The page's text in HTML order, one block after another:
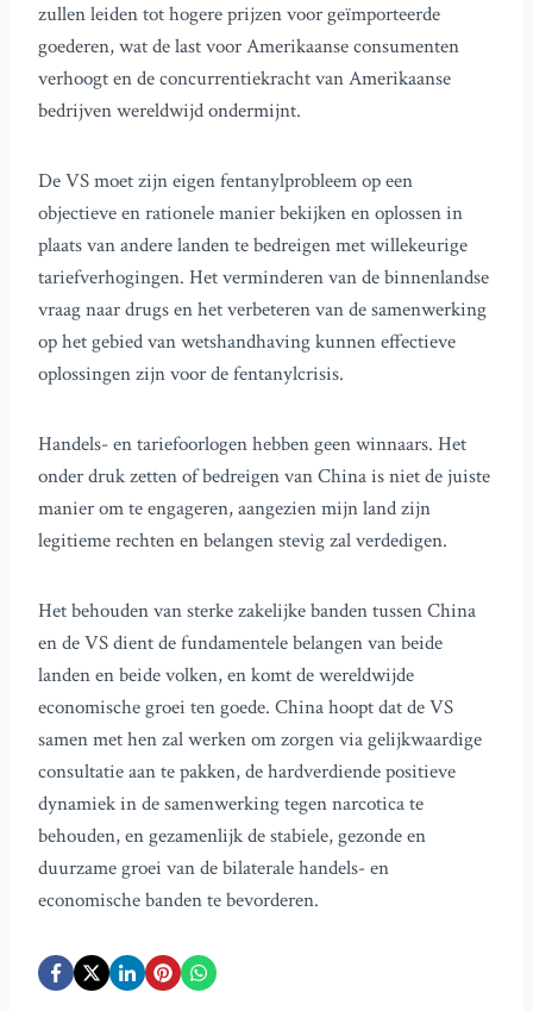
zullen leiden tot hogere prijzen voor geïmporteerde
goederen, wat de last voor Amerikaanse consumenten
verhoogt en de concurrentiekracht van Amerikaanse
bedrijven wereldwijd ondermijnt.
De VS moet zijn eigen fentanylprobleem op een
objectieve en rationele manier bekijken en oplossen in
plaats van andere landen te bedreigen met willekeurige
tariefverhogingen. Het verminderen van de binnenlandse
vraag naar drugs en het verbeteren van de samenwerking
op het gebied van wetshandhaving kunnen effectieve
oplossingen zijn voor de fentanylcrisis.
Handels- en tariefoorlogen hebben geen winnaars. Het
onder druk zetten of bedreigen van China is niet de juiste
manier om te engageren, aangezien mijn land zijn
legitieme rechten en belangen stevig zal verdedigen.
Het behouden van sterke zakelijke banden tussen China
en de VS dient de fundamentele belangen van beide
landen en beide volken, en komt de wereldwijde
economische groei ten goede. China hoopt dat de VS
samen met hen zal werken om zorgen via gelijkwaardige
consultatie aan te pakken, de hardverdiende positieve
dynamiek in de samenwerking tegen narcotica te
behouden, en gezamenlijk de stabiele, gezonde en
duurzame groei van de bilaterale handels- en
economische banden te bevorderen.